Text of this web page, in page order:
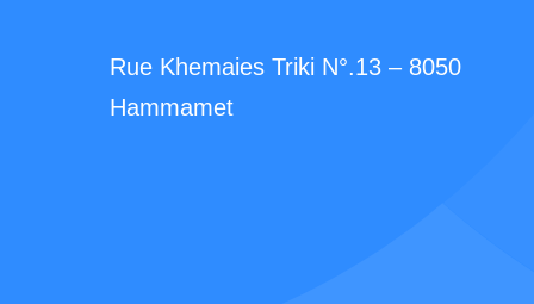
Rue Khemaies Triki N°.13 – 8050
Hammamet